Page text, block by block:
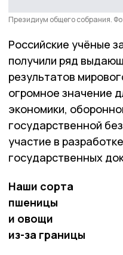
Президиум общего собрания.
Российские учёные
получили ряд
результатов
огромное значение
экономики,
государственной
участие в
государственных
Наши сорта
пшеницы
и овощи
из-за границы